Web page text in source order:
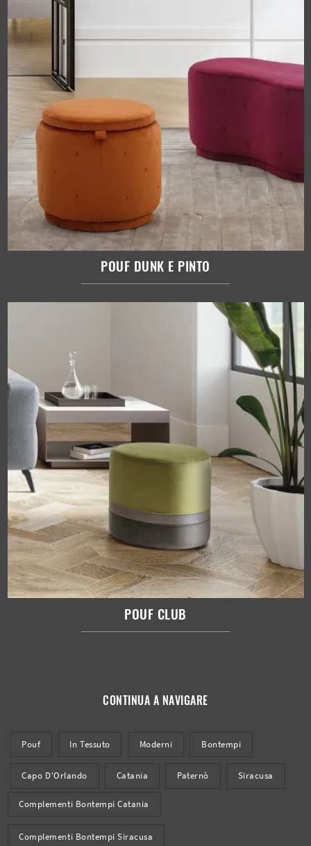
POUF DUNK E PINTO
POUF CLUB
CONTINUA A NAVIGARE
Pouf In Tessuto Moderni Bontempi
Capo D'Orlando Catania Paternò Siracusa
Complementi Bontempi Catania
Complementi Bontempi Siracusa